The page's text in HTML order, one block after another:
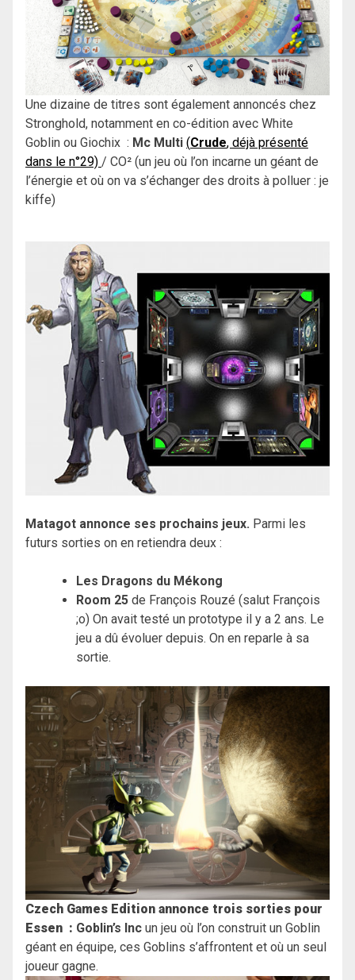
Une dizaine de titres sont également annoncés chez
Stronghold, notamment en co-édition avec White
Goblin ou Giochix : Mc Multi (Crude, déjà présenté
dans le n°29) / CO² (un jeu où l’on incarne un géant de
l’énergie et où on va s’échanger des droits à polluer : je
kiffe)
Matagot annonce ses prochains jeux. Parmi les
futurs sorties on en retiendra deux :
Les Dragons du Mékong
Room 25 de François Rouzé (salut François
;o) On avait testé un prototype il y a 2 ans. Le
jeu a dû évoluer depuis. On en reparle à sa
sortie.
Czech Games Edition annonce trois sorties pour
Essen : Goblin’s Inc un jeu où l’on construit un Goblin
géant en équipe, ces Goblins s’affrontent et où un seul
joueur gagne.